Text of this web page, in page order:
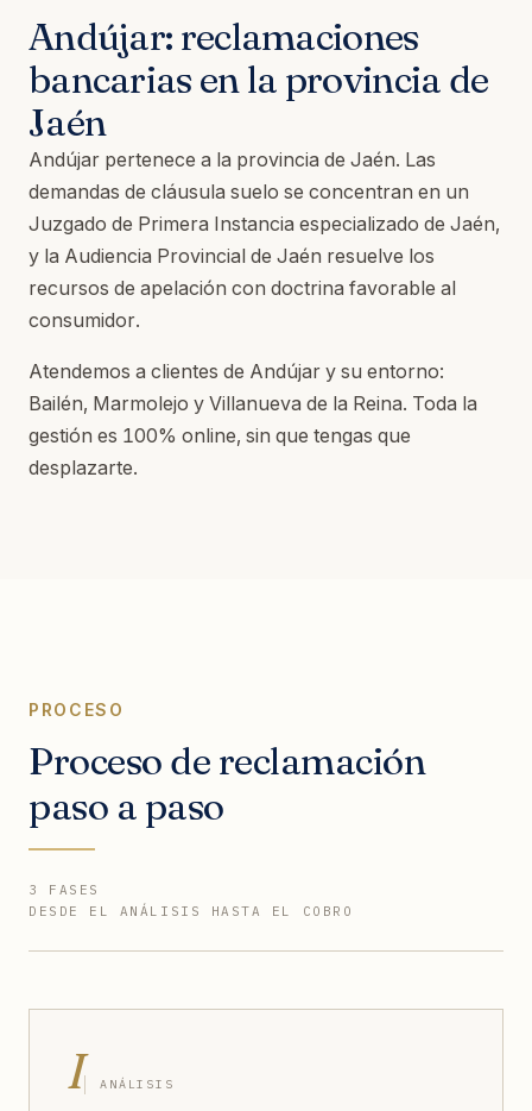
Andújar: reclamaciones
bancarias en la provincia de
Jaén
Andújar pertenece a la provincia de Jaén. Las
demandas de cláusula suelo se concentran en un
Juzgado de Primera Instancia especializado de Jaén,
y la Audiencia Provincial de Jaén resuelve los
recursos de apelación con doctrina favorable al
consumidor.
Atendemos a clientes de Andújar y su entorno:
Bailén, Marmolejo y Villanueva de la Reina. Toda la
gestión es 100% online, sin que tengas que
desplazarte.
PROCESO
Proceso de reclamación
paso a paso
3 FASES
DESDE EL ANÁLISIS HASTA EL COBRO
I ANÁLISIS